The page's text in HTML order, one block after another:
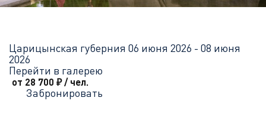
Царицынская губерния 06 июня 2026 - 08 июня
2026
Перейти в галерею
от 28 700 ₽/ чел.
Забронировать